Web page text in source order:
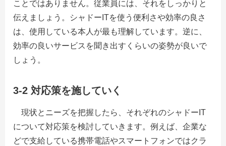
ことではありません。従業員には、それをしっかりと
伝えましょう。シャドーITを使う便利さや効率の良さ
は、使用している本人が最も理解しています。逆に、
効率の良いサービスを聞き出すくらいの姿勢が良いで
しょう。
3-2 対応策を施していく
現状とニーズを把握したら、それぞれのシャドーIT
について対応策を検討していきます。例えば、企業な
どで支給している携帯電話やスマートフォンではクラ